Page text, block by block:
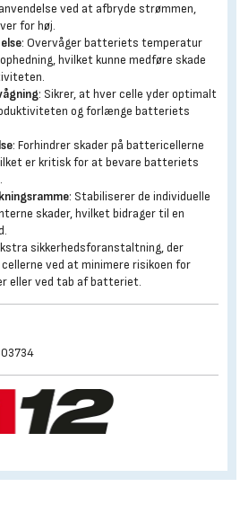
ved at afbryde strømmen,
for høj.
: Overvåger batteriets temperatur
hvilket kunne medføre skade
: Sikrer, at hver celle yder optimalt
og forlænge batteriets
: Forhindrer skader på battericellerne
er kritisk for at bevare batteriets
: Stabiliserer de individuelle
skader, hvilket bidrager til en
sikkerhedsforanstaltning, der
ved at minimere risikoen for
eller ved tab af batteriet.